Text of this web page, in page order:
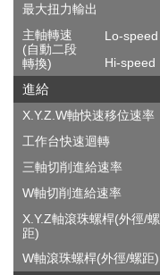
最大扭力輸出
主軸轉速
(自動二段
轉換)
Lo-speed
Hi-speed
進給
X.Y.Z.W軸快速移位速率
工作台快速迴轉
三軸切削進給速率
W軸切削進給速率
X.Y.Z軸滾珠螺桿(外徑/螺
距)
W軸滾珠螺桿(外徑/螺距)